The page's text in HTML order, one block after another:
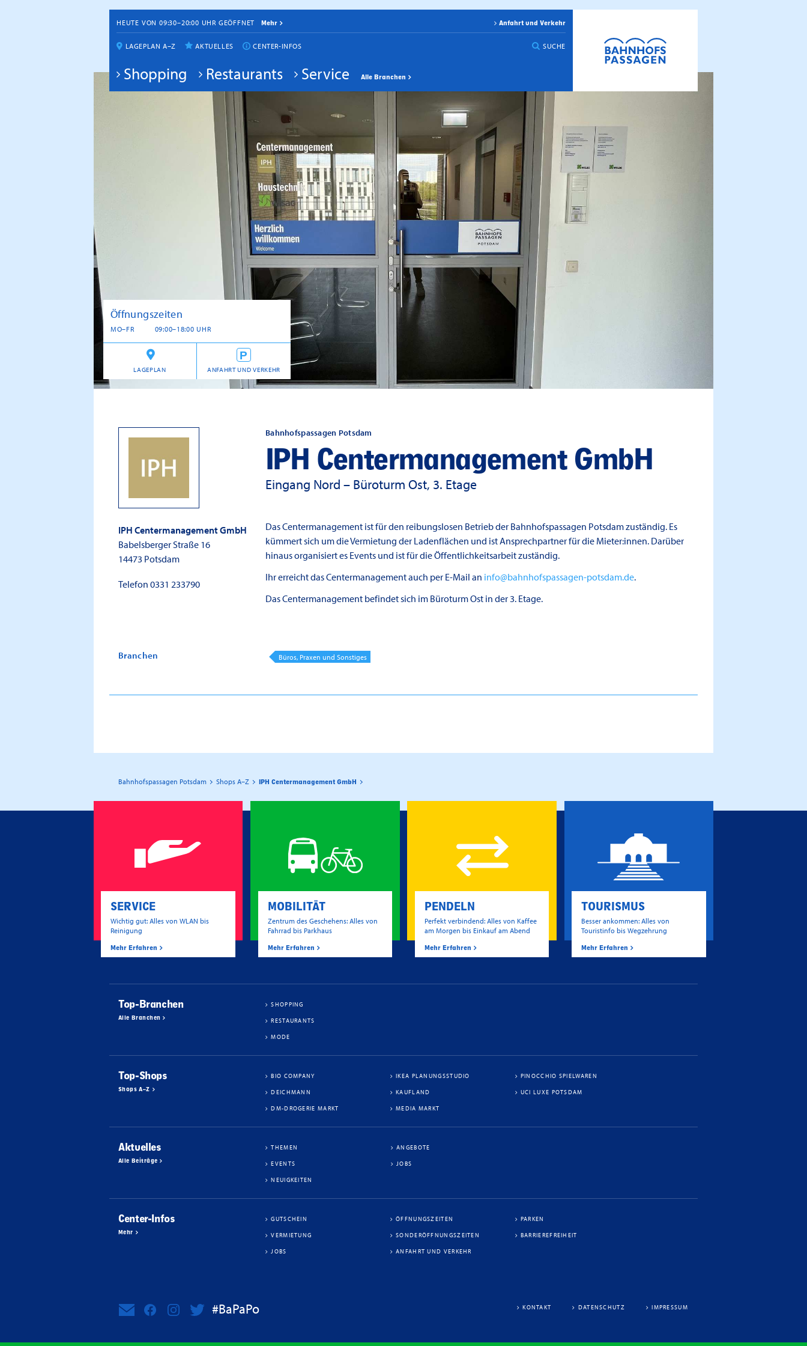
HEUTE VON 09:30–20:00 UHR GEÖFFNET Mehr Anfahrt und Verkehr
LAGEPLAN A–Z AKTUELLES CENTER-INFOS SUCHE
Shopping Restaurants Service Alle Branchen
Öffnungszeiten
MO–FR 09:00–18:00 UHR
LAGEPLAN ANFAHRT UND VERKEHR
IPH Centermanagement GmbH
Babelsberger Straße 16
14473 Potsdam
Telefon 0331 233790
Bahnhofspassagen Potsdam
IPH Centermanagement GmbH
Eingang Nord – Büroturm Ost, 3. Etage
Das Centermanagement ist für den reibungslosen Betrieb der Bahnhofspassagen Potsdam zuständig. Es
kümmert sich um die Vermietung der Ladenflächen und ist Ansprechpartner für die Mieter:innen. Darüber
hinaus organisiert es Events und ist für die Öffentlichkeitsarbeit zuständig.
Ihr erreicht das Centermanagement auch per E-Mail an info@bahnhofspassagen-potsdam.de.
Das Centermanagement befindet sich im Büroturm Ost in der 3. Etage.
Branchen Büros, Praxen und Sonstiges
Bahnhofspassagen Potsdam Shops A–Z IPH Centermanagement GmbH
SERVICE
Wichtig gut: Alles von WLAN bis
Reinigung
Mehr Erfahren
MOBILITÄT
Zentrum des Geschehens: Alles von
Fahrrad bis Parkhaus
Mehr Erfahren
PENDELN
Perfekt verbindend: Alles von Kaffee
am Morgen bis Einkauf am Abend
Mehr Erfahren
TOURISMUS
Besser ankommen: Alles von
Touristinfo bis Wegzehrung
Mehr Erfahren
Top-Branchen
Alle Branchen
SHOPPING
RESTAURANTS
MODE
Top-Shops
Shops A–Z
BIO COMPANY
DEICHMANN
DM-DROGERIE MARKT
IKEA PLANUNGSSTUDIO
KAUFLAND
MEDIA MARKT
PINOCCHIO SPIELWAREN
UCI LUXE POTSDAM
Aktuelles
Alle Beiträge
THEMEN
EVENTS
NEUIGKEITEN
ANGEBOTE
JOBS
Center-Infos
Mehr
GUTSCHEIN
VERMIETUNG
JOBS
ÖFFNUNGSZEITEN
SONDERÖFFNUNGSZEITEN
ANFAHRT UND VERKEHR
PARKEN
BARRIEREFREIHEIT
#BaPaPo KONTAKT DATENSCHUTZ IMPRESSUM